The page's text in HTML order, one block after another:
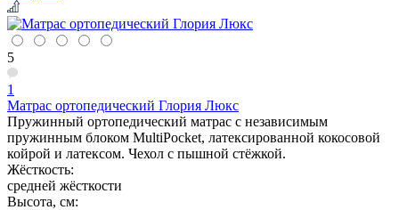
5
1
Матрас ортопедический Глория Люкс
Пружинный ортопедический матрас с независимым
пружинным блоком MultiPocket, латексированной кокосовой
койрой и латексом. Чехол с пышной стёжкой.
Жёсткость:
средней жёсткости
Высота, см: